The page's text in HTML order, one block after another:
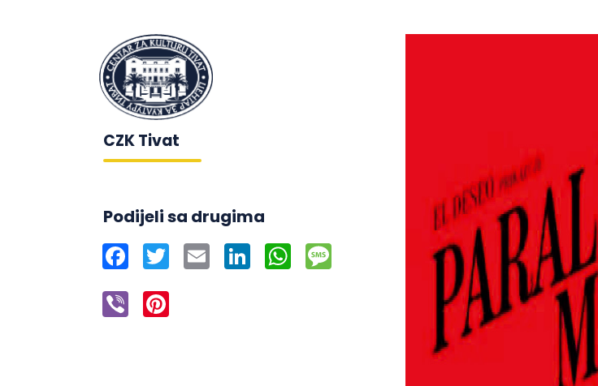
CZK Tivat
Podijeli sa drugima
Facebook
Twitter Email LinkedInWhatsApp
Viber